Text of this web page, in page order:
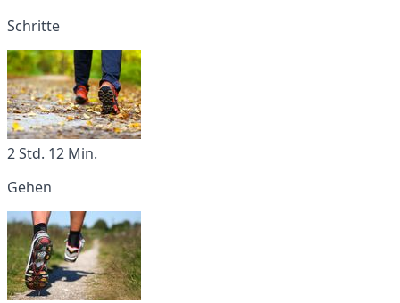
Schritte
2 Std. 12 Min.
Gehen